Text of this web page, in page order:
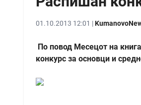
01.10.2013 12:01 |
По повод Месецот на
конкурс за основци и